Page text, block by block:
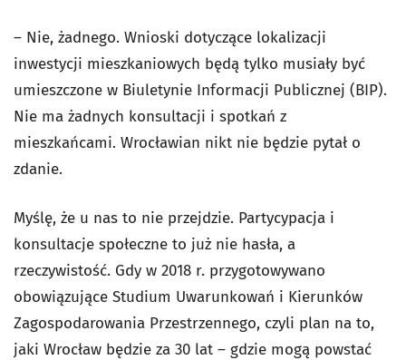
– Nie, żadnego. Wnioski dotyczące lokalizacji
inwestycji mieszkaniowych będą tylko musiały być
umieszczone w Biuletynie Informacji Publicznej (BIP).
Nie ma żadnych konsultacji i spotkań z
mieszkańcami. Wrocławian nikt nie będzie pytał o
zdanie.
Myślę, że u nas to nie przejdzie. Partycypacja i
konsultacje społeczne to już nie hasła, a
rzeczywistość. Gdy w 2018 r. przygotowywano
obowiązujące Studium Uwarunkowań i Kierunków
Zagospodarowania Przestrzennego, czyli plan na to,
jaki Wrocław będzie za 30 lat – gdzie mogą powstać